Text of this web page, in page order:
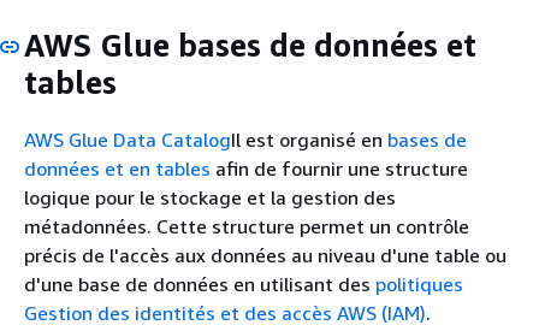
AWS Glue bases de données et
tables
AWS Glue Data CatalogIl est organisé en bases de
données et en tables afin de fournir une structure
logique pour le stockage et la gestion des
métadonnées. Cette structure permet un contrôle
précis de l'accès aux données au niveau d'une table ou
d'une base de données en utilisant des politiques
Gestion des identités et des accès AWS (IAM).